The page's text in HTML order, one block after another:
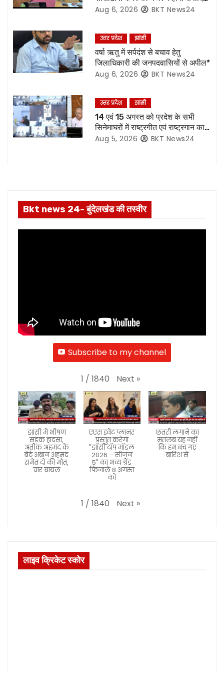
v
i
g
a
i
o
रिकॉर्डिंग भी रहेगी सुरक्षित:- नोडल
Aug 6, 2026 BKT News24
उत्तर प्रदेश झांसी
वर्षा ऋतु में सर्पदंश से बचाव हेतु
जिलाधिकारी की जनपदवासियों से अपील*
Aug 6, 2026 BKT News24
उत्तर प्रदेश झांसी
14 एवं 15 अगस्त को प्रदेश के सभी
सिनेमाघरों में राष्ट्रगीत एवं राष्ट्रगान का
हो अनिवार्य प्रसारण:- मुख्य सचिव*
Aug 5, 2026 BKT News24
Bkt news 24- बुंदेलखंड की तस्वीर
Subscribe to my channel
1 / 1840 Next »
झांसी में भीषण
सड़क हादसा,
अतीक अहमद के
बेटे अबान अहमद
समेत दो की मौत,
चार घायल
एएस इवेंट प्लानर
प्रस्तुत करेगा
"झाँसी टॉप मॉडल
2026 – सीजन
5" का भव्य ग्रैंड
फिनाले 8 अगस्त
को
छतरी लगाने का
मतलब यह नहीं
कि हम बच गए
बारिश से
1 / 1840 Next »
लाइव क्रिकेट स्कोर